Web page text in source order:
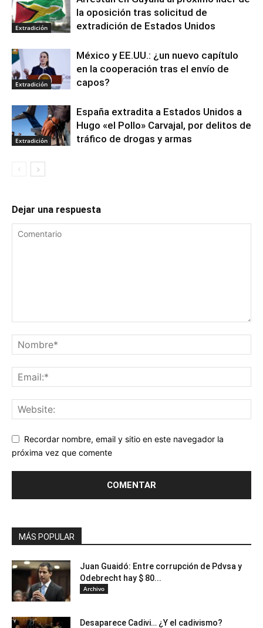
Extradición
la oposición tras solicitud de
extradición de Estados Unidos
Extradición
México y EE.UU.: ¿un nuevo capítulo
en la cooperación tras el envío de
capos?
Extradición
España extradita a Estados Unidos a
Hugo «el Pollo» Carvajal, por delitos de
tráfico de drogas y armas
Dejar una respuesta
Recordar nombre, email y sitio en este navegador la
próxima vez que comente
MÁS POPULAR
Juan Guaidó: Entre corrupción de Pdvsa y
Odebrecht hay $ 80...
Archivo
Desaparece Cadivi… ¿Y el cadivismo?